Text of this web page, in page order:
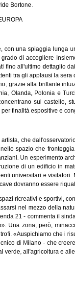
Bortone.
con una spiaggia
di accogliere
fino all'ultimo dettaglio
tra gli applausi la sera
grazie alla brillante
Olanda, Polonia e
sul castello,
finalità espositive e
che
spazio che
Un esperimento
di un edificio in
universitari e
dovranno essere
ricreativi e sportivi,
nel mezzo della
21 - commenta il
Una zona, però,
«Auspichiamo che i
di Milano - che
verde, all'agricoltura e